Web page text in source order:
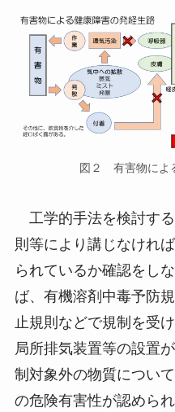
図２ 有害物によ
工学的手法を検討す
則等により講じなけれ
られているか確認をし
ば、有機溶剤中毒予防
止規則などで規制を受
局所排気装置等の設置
制対象外の物質につい
の危険有害性が認めら